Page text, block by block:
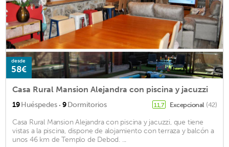
desde
58€
Casa Rural Mansion Alejandra con piscina y jacuzzi
19Huéspedes · 9Dormitorios 11,7 Excepcional (42)
Casa Rural Mansion Alejandra con piscina y jacuzzi, que tiene
vistas a la piscina, dispone de alojamiento con terraza y balcón a
unos 46 km de Templo de Debod. ...